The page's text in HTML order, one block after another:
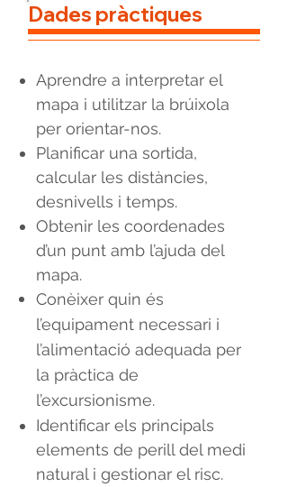
Dades pràctiques
Aprendre a interpretar el
mapa i utilitzar la brúixola
per orientar-nos.
Planificar una sortida,
calcular les distàncies,
desnivells i temps.
Obtenir les coordenades
d’un punt amb l’ajuda del
mapa.
Conèixer quin és
l’equipament necessari i
l’alimentació adequada per
la pràctica de
l’excursionisme.
Identificar els principals
elements de perill del medi
natural i gestionar el risc.